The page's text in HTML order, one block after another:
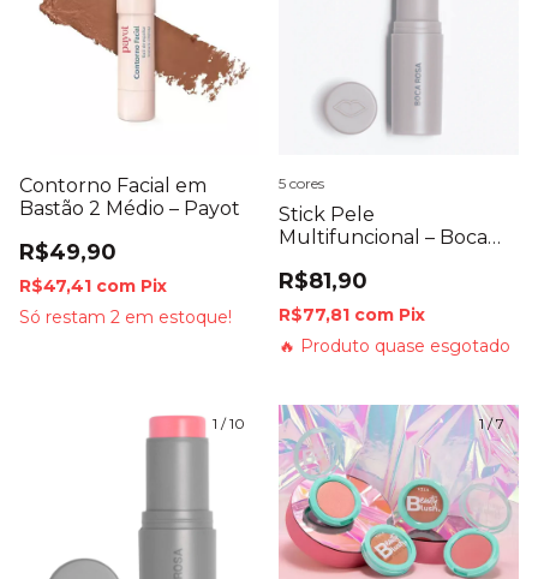
Contorno Facial em
Bastão 2 Médio – Payot
R$49,90
R$47,41 com Pix
Só restam 2 em estoque!
Stick Pele
Multifuncional – Boca
R$81,90
R$77,81 com Pix
🔥 Produto quase esgotado
5 cores
1 /10 1/7